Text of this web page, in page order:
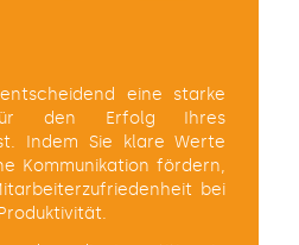
eine starke
für den Erfolg Ihres
Indem Sie klare Werte
Kommunikation fördern,
bei